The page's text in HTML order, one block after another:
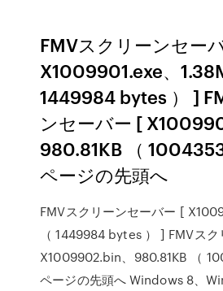
FMVスクリーンセー
X1009901.exe、
1449984 bytes ） ]
ンセーバー [
980.81KB （
ページの先頭へ
FMVスクリーンセーバー [
（ 1449984 bytes ） ] FMVス
X1009902.bin、980.81KB （
ページの先頭へ Windows 8、